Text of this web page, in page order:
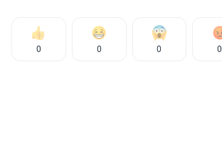
0 0 0 0